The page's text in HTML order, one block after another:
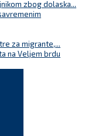
zbog dolaska...
za migrante,...
na Veljem brdu